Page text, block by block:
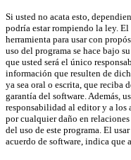
Si usted no acata esto,
podría estar rompiendo la ley.
herramienta para usar con
uso del programa se hace bajo
que usted será el único
información que resulten de
ya sea oral o escrita, que reciba
garantía del software. Además,
responsabilidad al editor y a los
por cualquier daño en
del uso de este programa. El
acuerdo de software, indica que